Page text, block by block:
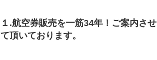
１.航空券販売を一筋34年！ご案内させ
て頂いております。